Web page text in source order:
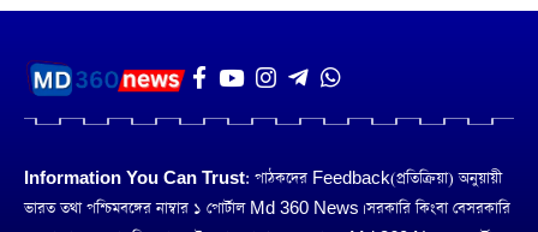
Information You Can Trust: পাঠকদের Feedback(প্রতিক্রিয়া) অনুয়ায়ী
ভারত তথা পশ্চিমবঙ্গের নাম্বার ১ পোর্টাল Md 360 News। সরকারি কিংবা বেসরকারি